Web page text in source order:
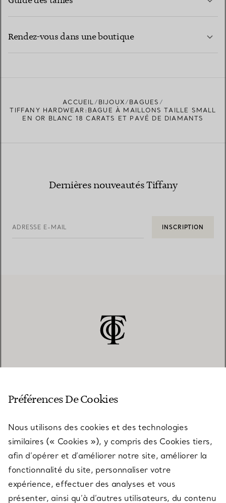
Rendez-vous dans une boutique
TROUVEZ LA BOUTIQUE LA PLUS PROCHE
ACCUEIL BIJOUX
BAGUES
TIFFANY HARDWEAR:BAGUE À MAILLONS TAILLE SMALL
EN OR BLANC 18 CARATS ET PAVÉ DE DIAMANTS
Dernières nouveautés Tiffany
ADRESSE E-MAIL INSCRIPTION
SERVICES
À PROPOS
Préférences De Cookies
Nous utilisons des cookies et des technologies
similaires (« Cookies »), y compris des Cookies tiers,
afin d’opérer et d’améliorer notre site, améliorer la
fonctionnalité du site, personnaliser votre
expérience, effectuer des analyses et vous
présenter, ainsi qu’à d’autres utilisateurs, du contenu